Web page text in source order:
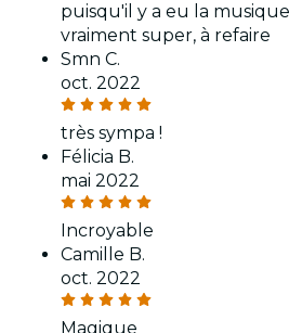
puisqu'il y a eu la
vraiment super, à refaire
Smn C.
oct. 2022
très sympa !
Félicia B.
mai 2022
Incroyable
Camille B.
oct. 2022
Magique